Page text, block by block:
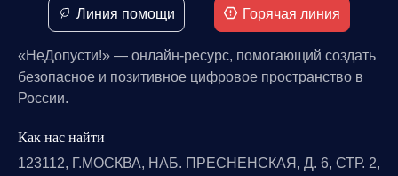
Линия помощи Горячая линия
«НеДопусти!» — онлайн-ресурс, помогающий создать
безопасное и позитивное цифровое пространство в
России.
Как нас найти
123112, Г.МОСКВА, НАБ. ПРЕСНЕНСКАЯ, Д. 6, СТР. 2,